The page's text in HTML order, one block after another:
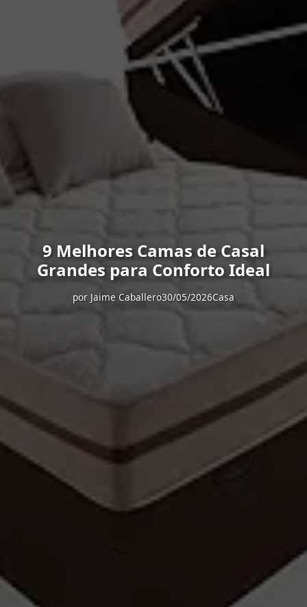
9 Melhores Camas de Casal
Grandes para Conforto Ideal
por Jaime Caballero30/05/2026Casa